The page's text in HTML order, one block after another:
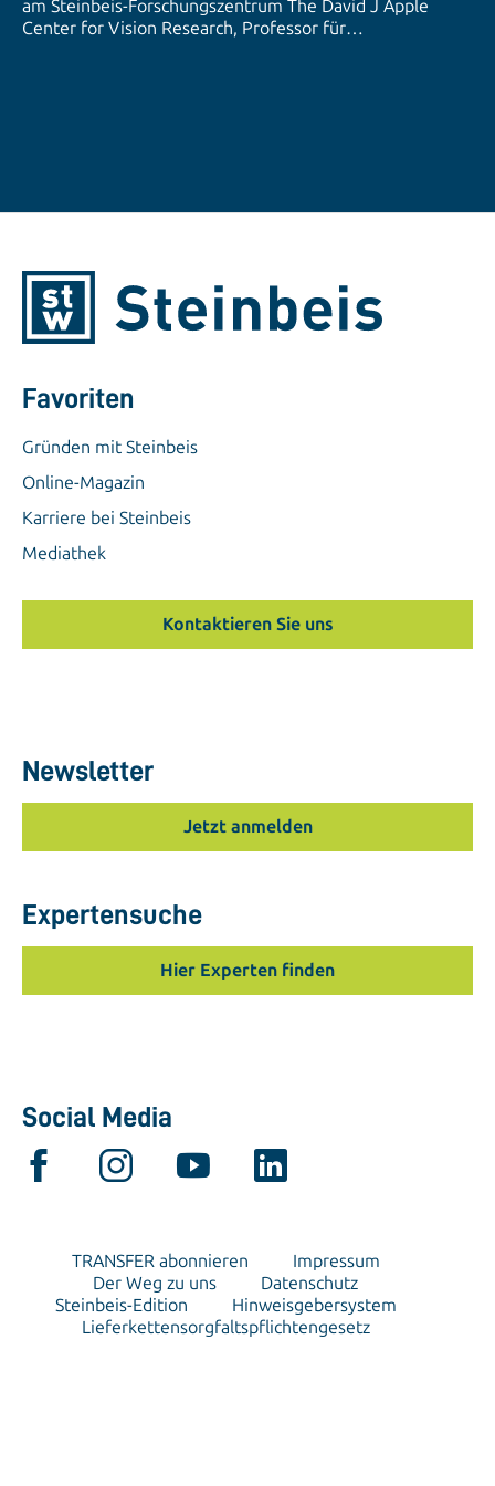
am Steinbeis-Forschungszentrum The David J Apple
Center for Vision Research, Professor für
klinischen Alltag. Sie haben Fragen im Nachgang? Dann
erreichen Sie Prof. Dr. med. Gerd Auffarth unter
gerd.auffarth@stw.de. *Dieses Video dient der
allgemeinen Information und ersetzt keine medizinische
Favoriten
Gründen mit Steinbeis
Online-Magazin
Karriere bei Steinbeis
Mediathek
Kontaktieren Sie uns
Newsletter
Jetzt anmelden
Expertensuche
Hier Experten finden
Social Media
TRANSFER abonnieren
Impressum
Der Weg zu uns
Datenschutz
Steinbeis-Edition
Hinweisgebersystem
Lieferkettensorgfaltspflichtengesetz